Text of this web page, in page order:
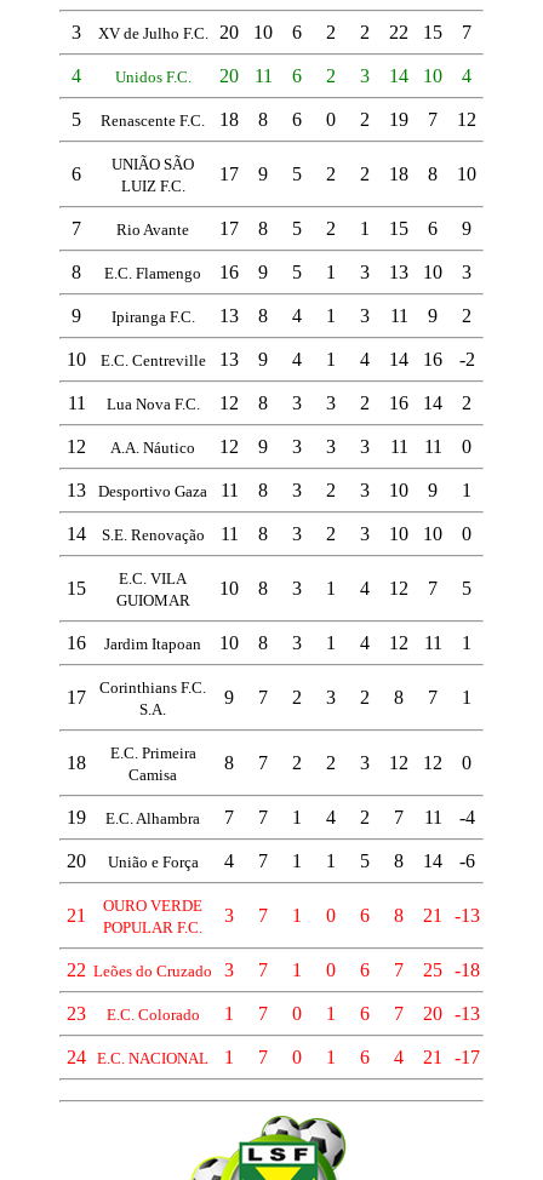
3 XV de Julho F.C. 20 10 6 2 2 22 15 7
4 Unidos F.C. 20 11 6 2 3 14 10 4
5 Renascente F.C. 18 8 6 0 2 19 7 12
6
UNIÃO SÃO
LUIZ F.C.
17 9 5 2 2 18 8 10
7 Rio Avante 17 8 5 2 1 15 6 9
8 E.C. Flamengo 16 9 5 1 3 13 10 3
9 Ipiranga F.C. 13 8 4 1 3 11 9 2
10 E.C. Centreville 13 9 4 1 4 14 16 -2
11 Lua Nova F.C. 12 8 3 3 2 16 14 2
12 A.A. Náutico 12 9 3 3 3 11 11 0
13 Desportivo Gaza 11 8 3 2 3 10 9 1
14 S.E. Renovação 11 8 3 2 3 10 10 0
15
E.C. VILA
GUIOMAR
10 8 3 1 4 12 7 5
16 Jardim Itapoan 10 8 3 1 4 12 11 1
17
Corinthians F.C.
S.A.
9 7 2 3 2 8 7 1
18
E.C. Primeira
Camisa
8 7 2 2 3 12 12 0
19 E.C. Alhambra 7 7 1 4 2 7 11 -4
20 União e Força 4 7 1 1 5 8 14 -6
21
OURO VERDE
POPULAR F.C.
3 7 1 0 6 8 21 -13
22 Leões do Cruzado 3 7 1 0 6 7 25 -18
23 E.C. Colorado 1 7 0 1 6 7 20 -13
24 E.C. NACIONAL 1 7 0 1 6 4 21 -17